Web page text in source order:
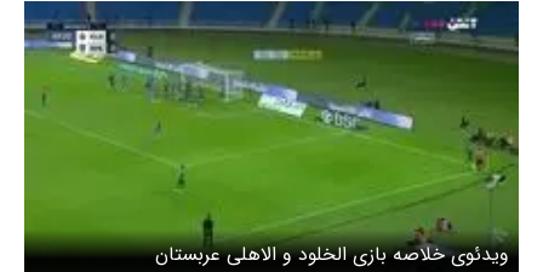
ویدئوی خلاصه بازی الخلود و الاهلی عربستان